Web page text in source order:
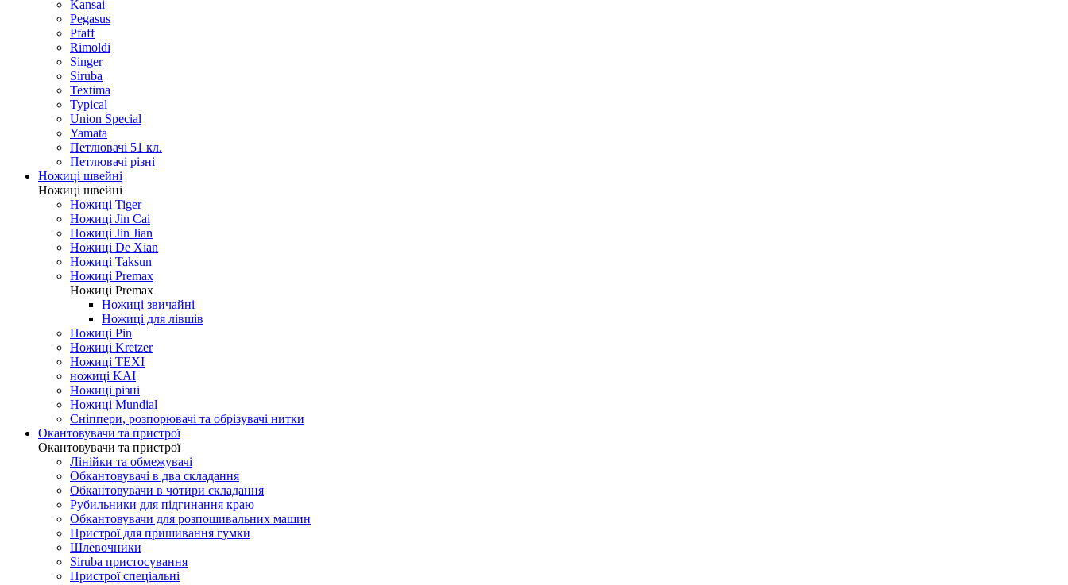
Kansai
Pegasus
Pfaff
Rimoldi
Singer
Siruba
Textima
Typical
Union Special
Yamata
Петлювачі 51 кл.
Петлювачі різні
Ножиці швейні
Ножиці швейні
Ножиці Tiger
Ножиці Jin Cai
Ножиці Jin Jian
Ножиці De Xian
Ножиці Taksun
Ножиці Premax
Ножиці Premax
Ножиці звичайні
Ножиці для лівшів
Ножиці Pin
Ножиці Kretzer
Ножиці TEXI
ножиці KAI
Ножиці різні
Ножиці Mundial
Сніппери, розпорювачі та обрізувачі нитки
Окантовувачи та пристрої
Окантовувачи та пристрої
Лінійки та обмежувачі
Обкантовувачі в два складання
Обкантовувачи в чотири складання
Рубильники для підгинання краю
Обкантовувачи для розпошивальних машин
Пристрої для пришивання гумки
Шлевочники
Siruba пристосування
Пристрої спеціальні